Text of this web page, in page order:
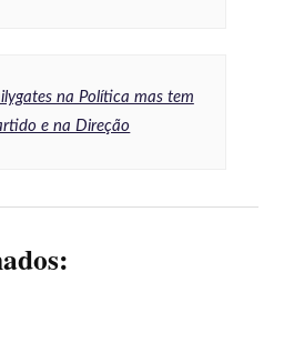
na Política mas tem
e na Direção